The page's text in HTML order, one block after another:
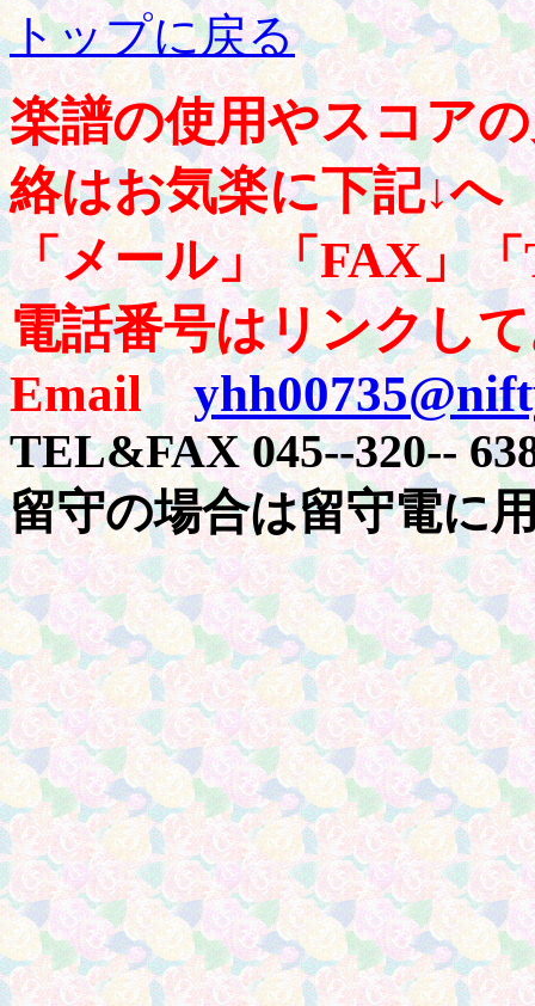
トップに戻る
楽譜の使用やスコア
絡はお気楽に下記↓へ
「メール」「FAX」
電話番号はリンクし
Email
TEL&FAX 045--320--
留守の場合は留守電に